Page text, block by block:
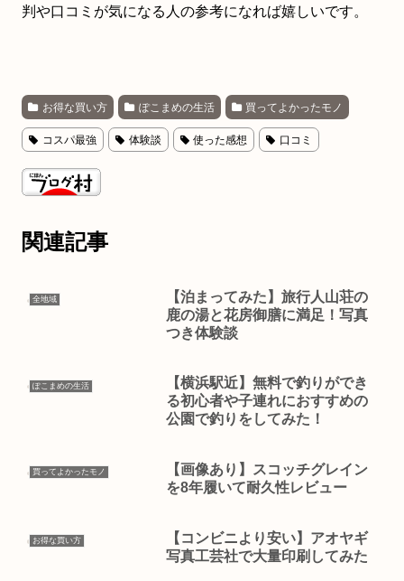
判や口コミが気になる人の参考になれば嬉しいです。
お得な買い方 ぽこまめの生活 買ってよかったモノ
コスパ最強 体験談 使った感想 口コミ
関連記事
全地域
【泊まってみた】旅行人山荘の
鹿の湯と花房御膳に満足！写真
つき体験談
ぽこまめの生活
【横浜駅近】無料で釣りができ
る初心者や子連れにおすすめの
公園で釣りをしてみた！
買ってよかったモノ
【画像あり】スコッチグレイン
を8年履いて耐久性レビュー
お得な買い方
【コンビニより安い】アオヤギ
写真工芸社で大量印刷してみた